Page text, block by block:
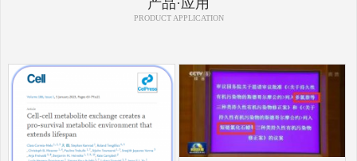
PRODUCT APPLICATION